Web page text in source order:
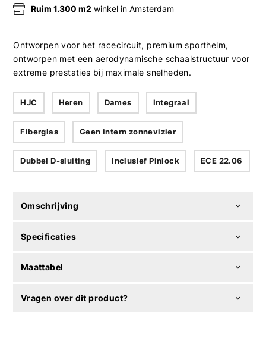
Ruim 1.300 m2 winkel in Amsterdam
Ontworpen voor het racecircuit, premium sporthelm,
ontworpen met een aerodynamische schaalstructuur voor
extreme prestaties bij maximale snelheden.
HJC Heren Dames Integraal
Fiberglas Geen intern zonnevizier
Dubbel D-sluiting Inclusief Pinlock ECE 22.06
Omschrijving
Specificaties
Maattabel
Vragen over dit product?